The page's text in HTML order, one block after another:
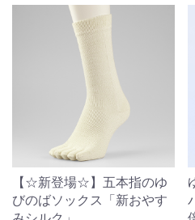
【☆新登場☆】五本指のゆ
びのばソックス「新おやす